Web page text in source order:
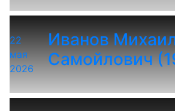
22
мая
2026
Иванов
Самойлович